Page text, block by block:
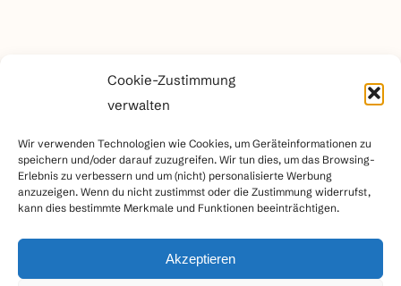
Cookie-Zustimmung
verwalten
Wir verwenden Technologien wie Cookies, um Geräteinformationen zu
speichern und/oder darauf zuzugreifen. Wir tun dies, um das Browsing-
Erlebnis zu verbessern und um (nicht) personalisierte Werbung
anzuzeigen. Wenn du nicht zustimmst oder die Zustimmung widerrufst,
kann dies bestimmte Merkmale und Funktionen beeinträchtigen.
Akzeptieren